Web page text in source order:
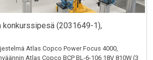
konkurssipesä (2031649-1),
Atlas Copco Power Focus 4000,
Atlas Copco BCP BL-6-106 18V 810W (3